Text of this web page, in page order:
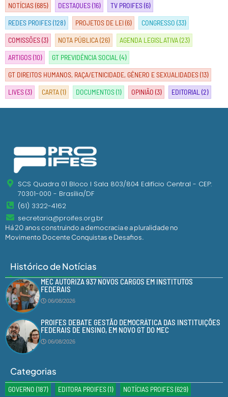
NOTÍCIAS(685) DESTAQUES(16) TV PROIFES(6)
REDES PROIFES(128) PROJETOS DE LEI(6) CONGRESSO (33)
COMISSÕES(3) NOTA PÚBLICA(26) AGENDA LEGISLATIVA(23)
ARTIGOS(10) GT PREVIDÊNCIA SOCIAL (4)
GT DIREITOS HUMANOS, RAÇA/ETNICIDADE, GÊNERO E SEXUALIDADES(13)
LIVES(3) CARTA(1) DOCUMENTOS(1) OPINIÃO (3) EDITORIAL (2)
SCS Quadra 01 Bloco I Sala 803/804 Edifício Central - CEP:
70301-000 - Brasília/DF
(61) 3322-4162
secretaria@proifes.org.br
Há 20 anos construindo a democracia e a pluralidade no
Movimento Docente Conquistas e Desafios.
Histórico de Notícias
MEC AUTORIZA 937 NOVOS CARGOS EM INSTITUTOS
FEDERAIS
06/08/2026
PROIFES DEBATE GESTÃO DEMOCRÁTICA DAS INSTITUIÇÕES
FEDERAIS DE ENSINO, EM NOVO GT DO MEC
06/08/2026
Categorias
GOVERNO (187) EDITORA PROIFES(1) NOTÍCIAS PROIFES(629)